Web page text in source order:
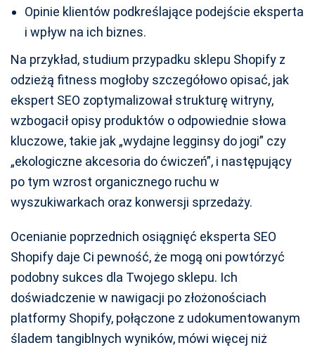
Opinie klientów podkreślające podejście eksperta
i wpływ na ich biznes.
Na przykład, studium przypadku sklepu Shopify z
odzieżą fitness mogłoby szczegółowo opisać, jak
ekspert SEO zoptymalizował strukturę witryny,
wzbogacił opisy produktów o odpowiednie słowa
kluczowe, takie jak „wydajne legginsy do jogi” czy
„ekologiczne akcesoria do ćwiczeń”, i następujący
po tym wzrost organicznego ruchu w
wyszukiwarkach oraz konwersji sprzedaży.
Ocenianie poprzednich osiągnięć eksperta SEO
Shopify daje Ci pewność, że mogą oni powtórzyć
podobny sukces dla Twojego sklepu. Ich
doświadczenie w nawigacji po złożonościach
platformy Shopify, połączone z udokumentowanym
śladem tangiblnych wyników, mówi więcej niż